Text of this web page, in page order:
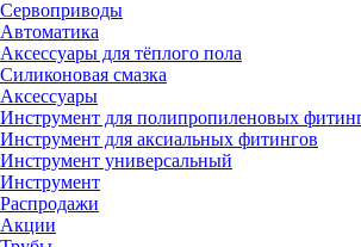
Сервоприводы
Автоматика
Аксессуары для тёплого пола
Силиконовая смазка
Аксессуары
Инструмент для полипропиленовых
Инструмент для аксиальных фитингов
Инструмент универсальный
Инструмент
Распродажи
Акции